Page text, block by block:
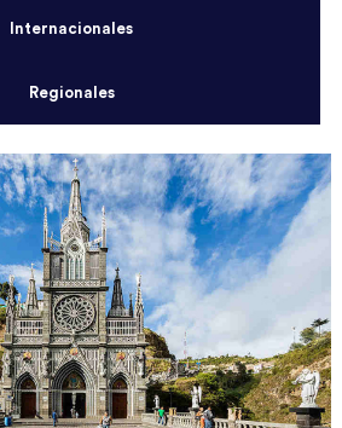
Internacionales
Regionales